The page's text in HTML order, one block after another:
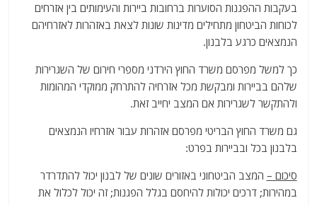
at
s
A
p
p
e
g
ra
m
ai
l
itt
c
b
o
o
k
בעקבות ההפגנות הסוערות ברחובות ביירות והעימותים בין אזרחים
לכוחות הביטחון מתחילים מדינות שונות לצאת באזהרות לאזרחיהם
הנמצאים כרגע בלבנון.
כך למשל מפרסם משרד החוץ הירדני מספרי חירום של השגרירות
שלהם בביירות ומבקשת מכל אזרחיה להתרחק ממוקדי המהומות
ולהתקשר לשגרירות אם המצב יחייב זאת.
גם משרד החוץ הבריטי מפרסם אזהרות עבור אזרחיו הנמצאים
בלבנון בכל ובביירות בפרט:
סיכום – המצב הביטחוני באזורים שונים של לבנון יכול להתדרדר
במהירות; דרכים יכולות להיחסם בגלל הפגנות; זה יכול לכלול את